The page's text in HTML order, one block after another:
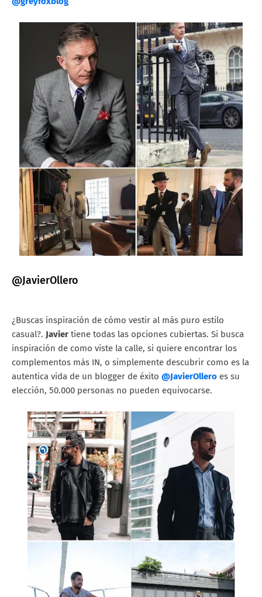
@JavierOllero
¿Buscas inspiración de cómo vestir al más puro estilo
casual?. Javier tiene todas las opciones cubiertas. Si busca
inspiración de como viste la calle, si quiere encontrar los
complementos más IN, o simplemente descubrir como es la
autentica vida de un blogger de éxito @JavierOllero es su
elección, 50.000 personas no pueden equivocarse.